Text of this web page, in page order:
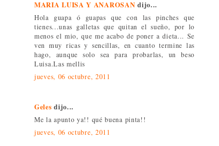
MARIA LUISA Y ANAROSAN dijo...
Hola guapa ó guapas que con las pinches que
tienes...unas galletas que quitan el sueño, por lo
menos el mio, que me acabo de poner a dieta... Se
ven muy ricas y sencillas, en cuanto termine las
hago, aunque solo sea para probarlas, un beso
Luisa.Las mellis
jueves, 06 octubre, 2011
Geles dijo...
Me la apunto ya!! qué buena pinta!!
jueves, 06 octubre, 2011